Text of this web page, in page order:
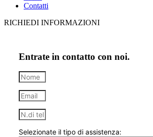
Contatti
RICHIEDI INFORMAZIONI
Entrate in contatto con noi.
Selezionate il tipo di assistenza: